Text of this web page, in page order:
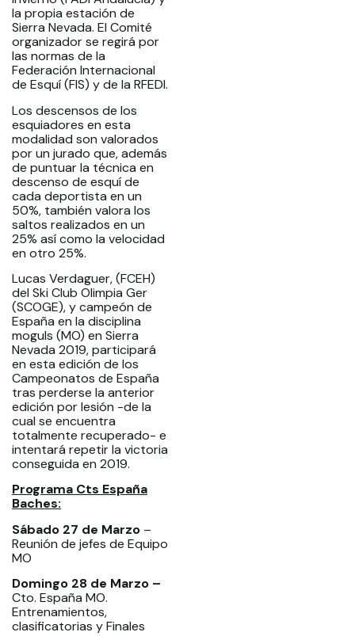
la propia estación de
Sierra Nevada. El Comité
organizador se regirá por
las normas de la
Federación Internacional
de Esquí (FIS) y de la RFEDI.
Los descensos de los
esquiadores en esta
modalidad son valorados
por un jurado que, además
de puntuar la técnica en
descenso de esquí de
cada deportista en un
50%, también valora los
saltos realizados en un
25% así como la velocidad
en otro 25%.
Lucas Verdaguer, (FCEH)
del Ski Club Olimpia Ger
(SCOGE), y campeón de
España en la disciplina
moguls (MO) en Sierra
Nevada 2019, participará
en esta edición de los
Campeonatos de España
tras perderse la anterior
edición por lesión -de la
cual se encuentra
totalmente recuperado- e
intentará repetir la victoria
conseguida en 2019.
Programa Cts España
Baches:
Sábado 27 de Marzo –
Reunión de jefes de Equipo
MO
Domingo 28 de Marzo –
Cto. España MO.
Entrenamientos,
clasificatorias y Finales